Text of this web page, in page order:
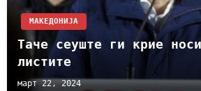
МАКЕДОНИЈА
Таче сеуште ги крие
листите
март 22, 2024